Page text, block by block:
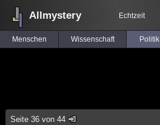
Allmystery Echtzeit
Menschen Wissenschaft Politik
Seite 36 von 44